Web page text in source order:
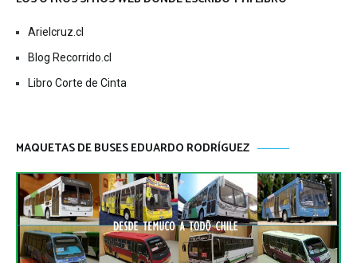
Arielcruz.cl
Blog Recorrido.cl
Libro Corte de Cinta
MAQUETAS DE BUSES EDUARDO RODRÍGUEZ